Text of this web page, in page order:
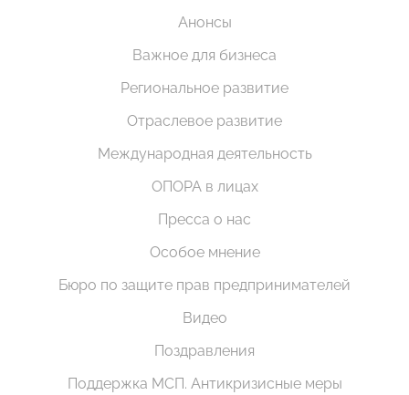
Анонсы
Важное для бизнеса
Региональное развитие
Отраслевое развитие
Международная деятельность
ОПОРА в лицах
Пресса о нас
Особое мнение
Бюро по защите прав предпринимателей
Видео
Поздравления
Поддержка МСП. Антикризисные меры